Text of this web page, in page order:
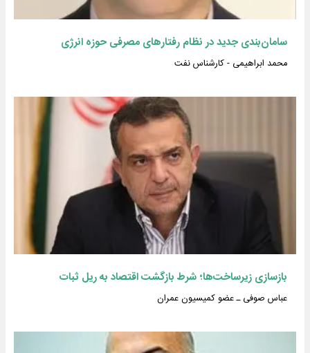
سامان‌بندی جدید در نظام رفتارهای مصرفی حوزه انرژی
محمد ابراهیمی - کارشناس نفت
بازسازی زیرساخت‌ها؛ شرط بازگشت اقتصاد به ریل ثبات
عباس صوفی ـ عضو کمیسیون عمران